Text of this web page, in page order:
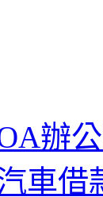
辦
車借